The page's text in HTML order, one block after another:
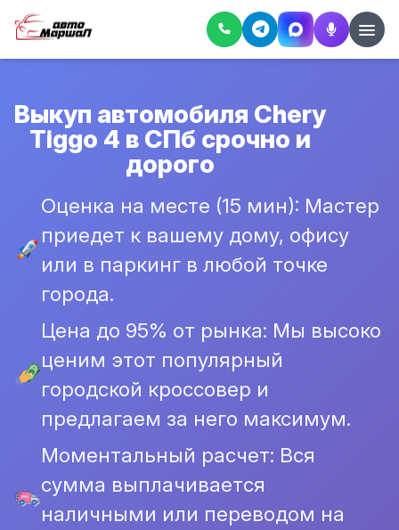
Выкуп автомобиля Chery
Tiggo 4 в СПб срочно и
дорого
Оценка на месте (15 мин): Мастер
приедет к вашему дому, офису
или в паркинг в любой точке
города.
Цена до 95% от рынка: Мы высоко
ценим этот популярный
городской кроссовер и
предлагаем за него максимум.
Моментальный расчет: Вся
сумма выплачивается
наличными или переводом на